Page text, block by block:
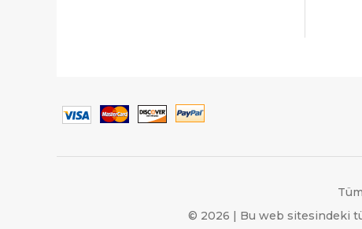
© 2026 | Bu web sitesindeki